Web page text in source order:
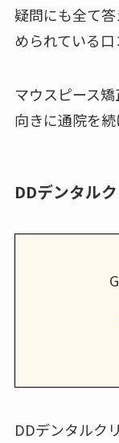
疑問にも全て
められている口
マウスピース
向きに通院を続
DDデンタル
DDデンタルク